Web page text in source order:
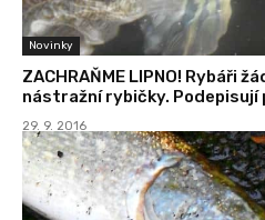
Novinky
ZACHRAŇME LIPNO! Rybáři
nástražní rybičky. Podepisují
29. 9. 2016